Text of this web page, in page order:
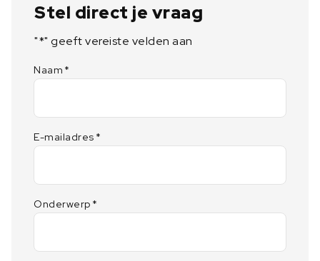
Stel direct je vraag
"*" geeft vereiste velden aan
Naam *
E-mailadres *
Onderwerp *